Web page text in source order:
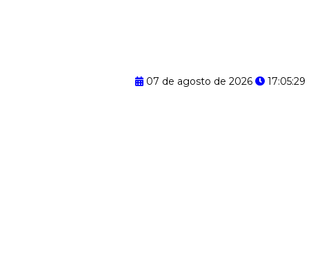
07 de agosto de 2026 17:05:30